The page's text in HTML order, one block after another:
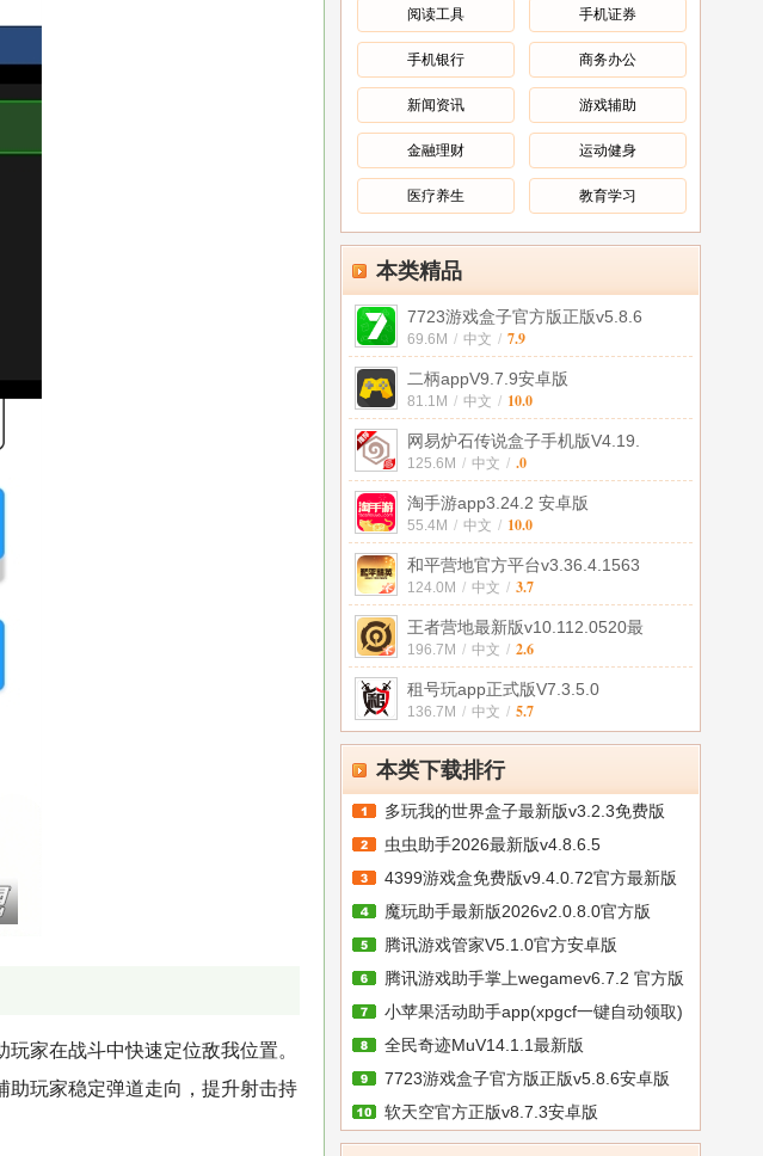
阅读工具 手机证券
手机银行 商务办公
新闻资讯 游戏辅助
金融理财 运动健身
医疗养生 教育学习
本类精品
7723游戏盒子官方版正版v5.8.6
69.6M / 中文 / 7.9
二柄appV9.7.9安卓版
81.1M / 中文 / 10.0
网易炉石传说盒子手机版V4.19.
125.6M / 中文 / .0
淘手游app3.24.2 安卓版
55.4M / 中文 / 10.0
和平营地官方平台v3.36.4.1563
124.0M / 中文 / 3.7
王者营地最新版v10.112.0520最
196.7M / 中文 / 2.6
租号玩app正式版V7.3.5.0
136.7M / 中文 / 5.7
本类下载排行
多玩我的世界盒子最新版v3.2.3免费版
虫虫助手2026最新版v4.8.6.5
4399游戏盒免费版v9.4.0.72官方最新版
魔玩助手最新版2026v2.0.8.0官方版
腾讯游戏管家V5.1.0官方安卓版
腾讯游戏助手掌上wegamev6.7.2 官方版
小苹果活动助手app(xpgcf一键自动领取)
全民奇迹MuV14.1.1最新版
7723游戏盒子官方版正版v5.8.6安卓版
软天空官方正版v8.7.3安卓版
家在战斗中快速定位敌我位置。
助玩家稳定弹道走向，提升射击持